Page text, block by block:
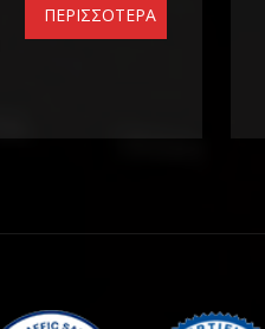
ΠΕΡΙΣΣΟΤΕΡΑ